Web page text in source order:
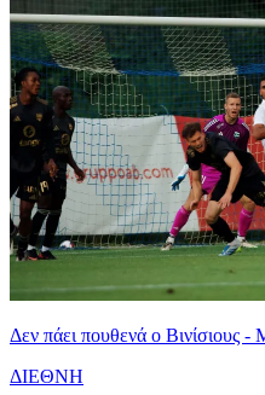
Δεν πάει πουθενά ο Βινίσιους
ΔΙΕΘΝΗ